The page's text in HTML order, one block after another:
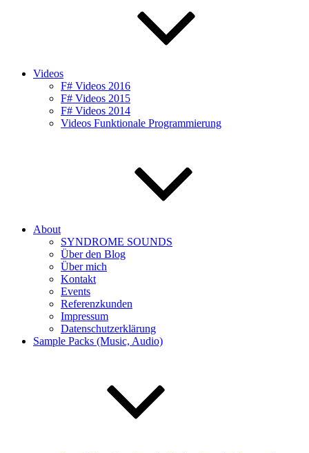
Videos
F# Videos 2016
F# Videos 2015
F# Videos 2014
Videos Funktionale Programmierung
About
SYNDROME SOUNDS
Über den Blog
Über mich
Kontakt
Events
Referenzkunden
Impressum
Datenschutzerklärung
Sample Packs (Music, Audio)